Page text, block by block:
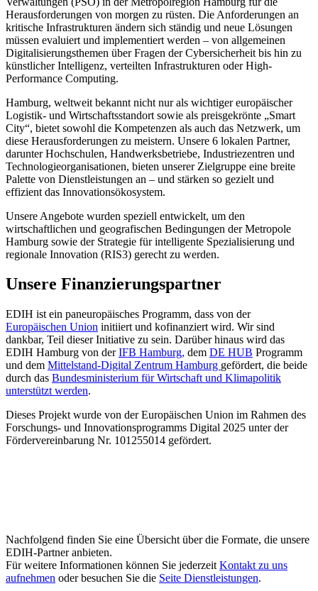
Herausforderungen von morgen zu rüsten. Die Anforderungen an
kritische Infrastrukturen ändern sich ständig und neue Lösungen
müssen evaluiert und implementiert werden – von allgemeinen
Digitalisierungsthemen über Fragen der Cybersicherheit bis hin zu
künstlicher Intelligenz, verteilten Infrastrukturen oder High-
Performance Computing.
Hamburg, weltweit bekannt nicht nur als wichtiger europäischer
Logistik- und Wirtschaftsstandort sowie als preisgekrönte „Smart
City“, bietet sowohl die Kompetenzen als auch das Netzwerk, um
diese Herausforderungen zu meistern. Unsere 6 lokalen Partner,
darunter Hochschulen, Handwerksbetriebe, Industriezentren und
Technologieorganisationen, bieten unserer Zielgruppe eine breite
Palette von Dienstleistungen an – und stärken so gezielt und
effizient das Innovationsökosystem.
Unsere Angebote wurden speziell entwickelt, um den
wirtschaftlichen und geografischen Bedingungen der Metropole
Hamburg sowie der Strategie für intelligente Spezialisierung und
regionale Innovation (RIS3) gerecht zu werden.
Unsere Finanzierungspartner
EDIH ist ein paneuropäisches Programm, dass von der
Europäischen Union initiiert und kofinanziert wird. Wir sind
dankbar, Teil dieser Initiative zu sein. Darüber hinaus wird das
EDIH Hamburg von derIFB Hamburg, dem DE HUB Programm
und dem Mittelstand-Digital Zentrum Hamburg gefördert, die beide
durch das Bundesministerium für Wirtschaft und Klimapolitik
unterstützt werden.
Dieses Projekt wurde von der Europäischen Union im Rahmen des
Forschungs- und Innovationsprogramms Digital 2025 unter der
Fördervereinbarung Nr. 101255014 gefördert.
Nachfolgend finden Sie eine Übersicht über die Formate, die unsere
EDIH-Partner anbieten.
Für weitere Informationen können Sie jederzeit Kontakt zu uns
aufnehmen oder besuchen Sie die Seite Dienstleistungen.